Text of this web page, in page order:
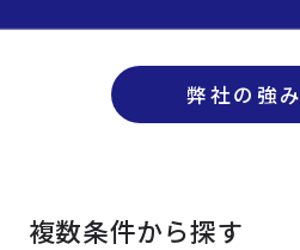
弊社の強み
複数条件から探す